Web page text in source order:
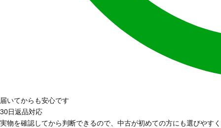
届いてからも安心です
30日返品対応
実物を確認してから判断できるので、中古が初めての方にも選びやす